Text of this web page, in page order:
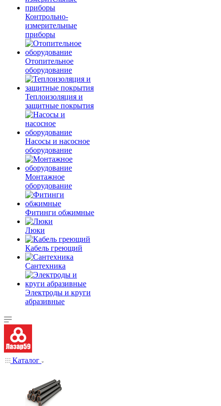
Контрольно-
измерительные
приборы
Отопительное
оборудование
Теплоизоляция и
защитные покрытия
Насосы и насосное
оборудование
Монтажное
оборудование
Фитинги обжимные
Люки
Кабель греющий
Сантехника
Электроды и круги
абразивные
Каталог